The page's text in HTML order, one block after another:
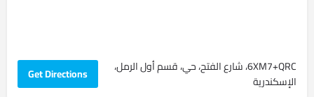
6XM7+QRC، شارع الفتح، حي، قسم أول الرمل،
الإسكندرية
Get Directions